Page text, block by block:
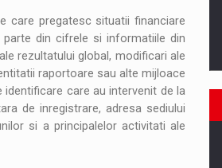
care pregatesc situatii financiare
din cifrele si informatiile din
rezultatului global, modificari ale
raportoare sau alte mijloace
care au intervenit de la
de inregistrare, adresa sediului
si a principalelor activitati ale